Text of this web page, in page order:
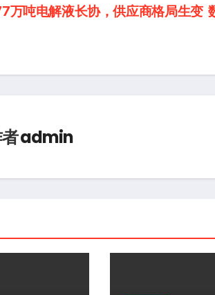
万吨电解液长协，供应商格局生变
admin